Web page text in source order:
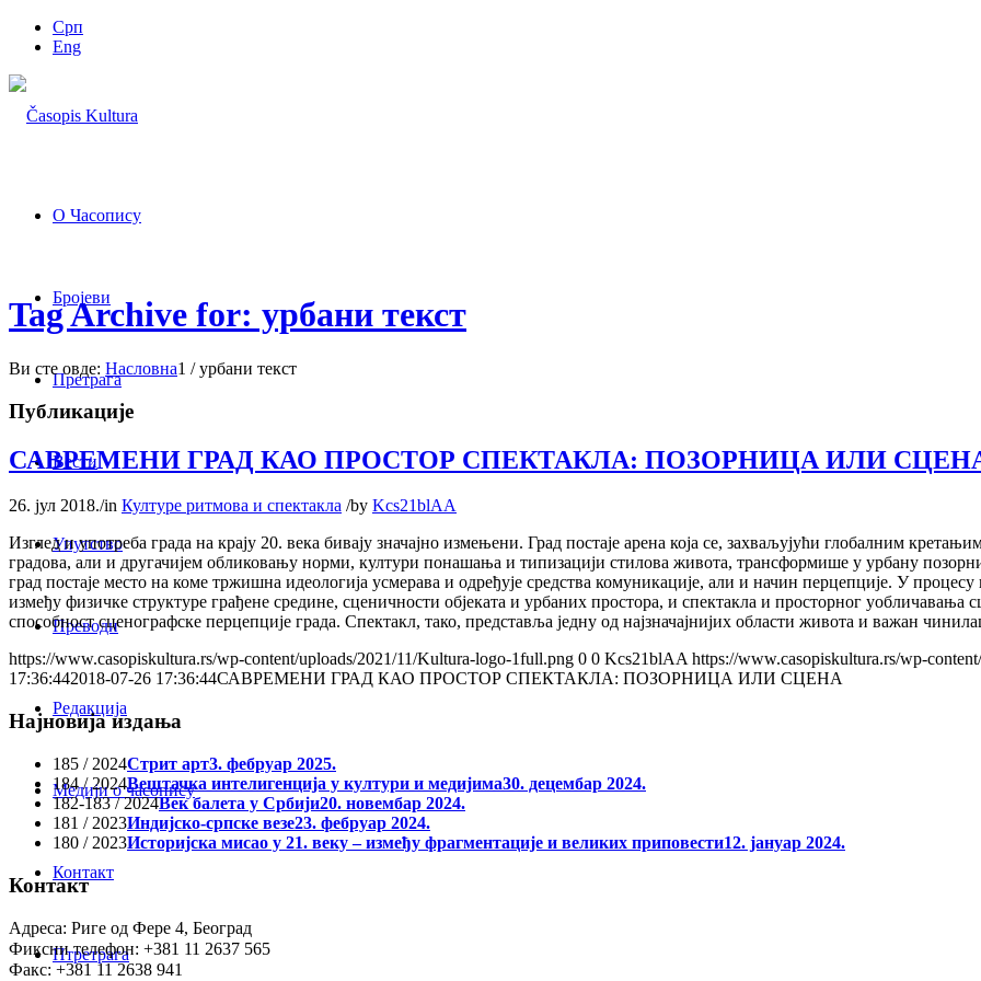
Срп
Eng
О Часопису
Бројеви
Претрага
Вести
Упутство
Преводи
Редакција
Медији о часопису
Контакт
Птретрага
Tag Archive for: урбани текст
Ви сте овде: Насловна1 / урбани текст
Публикације
САВРЕМЕНИ ГРАД КАО ПРОСТОР СПЕКТАКЛА: ПОЗОРНИЦА ИЛИ
26. јул 2018./in Културе ритмова и спектакла /by Kcs21blAA
Изглед и употреба града на крају 20. века бивају значајно измењени. Град постаје арена која се, захваљујући глобалним
градова, али и другачијем обликовању норми, култури понашања и типизацији стилова живота, трансформише у урбану
град постаје место на коме тржишна идеологија усмерава и одређује средства комуникације, али и начин перцепције. У процесу
између физичке структуре грађене средине, сценичности објеката и урбаних простора, и спектакла и просторног уобличавања
способност сценографске перцепције града. Спектакл, тако, представља једну од најзначајнијих области живота и важан
https://www.casopiskultura.rs/wp-content/uploads/2021/11/Kultura-logo-1full.png 0 0 Kcs21blAA https://www.casopiskultura.rs/wp-
17:36:442018-07-26 17:36:44САВРЕМЕНИ ГРАД КАО ПРОСТОР СПЕКТАКЛА: ПОЗОРНИЦА ИЛИ СЦЕНА
Најновија издања
185 / 2024Стрит арт3. фебруар 2025.
184 / 2024Вештачка интелигенција у култури и медијима30. децембар 2024.
182-183 / 2024Век балета у Србији20. новембар 2024.
181 / 2023Индијско-српске везе23. фебруар 2024.
180 / 2023Историјска мисао у 21. веку – између фрагментације и великих приповести12. јануар 2024.
Контакт
Адреса: Риге од Фере 4, Београд
Фиксни телефон: +381 11 2637 565
Факс: +381 11 2638 941